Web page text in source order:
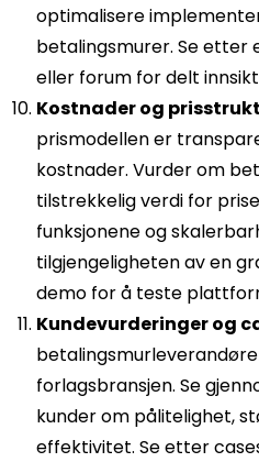
optimalisere
betalingsmurer. Se
eller forum for delt
Kostnader og
prismodellen er
kostnader. Vurder om
tilstrekkelig verdi for
funksjonene og
tilgjengeligheten av en
demo for å teste
Kundevurderinger og
forlagsbransjen. Se
kunder om pålitelighet,
effektivitet. Se etter